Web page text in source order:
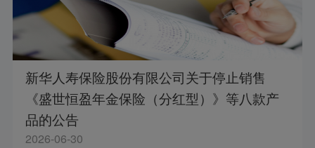
新华人寿保险股份有限公司关于停止销售
《盛世恒盈年金保险（分红型）》等八款产
品的公告
2026-06-30